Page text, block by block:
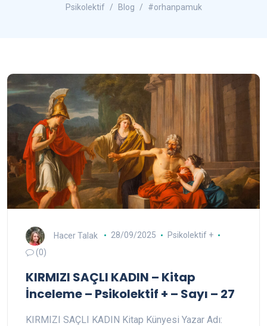
Psikolektif Blog #orhanpamuk
Hacer Talak 28/09/2025
Psikolektif +
(0)
KIRMIZI SAÇLI KADIN – Kitap
İnceleme – Psikolektif + – Sayı – 27
KIRMIZI SAÇLI KADIN Kitap Künyesi Yazar Adı: